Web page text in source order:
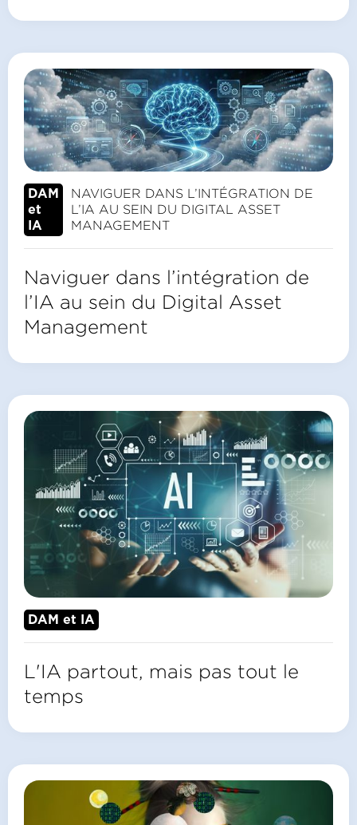
DAM
et
IA
NAVIGUER DANS L’INTÉGRATION DE
L’IA AU SEIN DU DIGITAL ASSET
MANAGEMENT
Naviguer dans l’intégration de
l’IA au sein du Digital Asset
Management
DAM et IA
L'IA partout, mais pas tout le
temps